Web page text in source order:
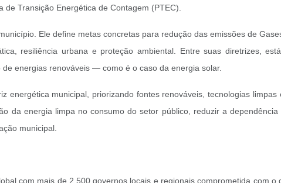
Transição Energética de Contagem (PTEC).
Ele define metas concretas para redução das emissões de
resiliência urbana e proteção ambiental. Entre suas diretrizes,
energias renováveis — como é o caso da energia solar.
energética municipal, priorizando fontes renováveis, tecnologias
da energia limpa no consumo do setor público, reduzir a
municipal.
com mais de 2.500 governos locais e regionais comprometida com o